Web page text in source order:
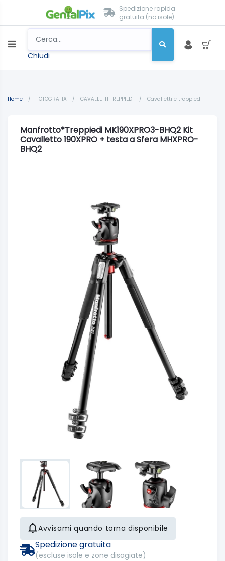
Spedizione rapida
gratuita (no isole)
Chiudi
Home / FOTOGRAFIA / CAVALLETTI TREPPIEDI / Cavalletti e treppiedi
Manfrotto*Treppiedi MK190XPRO3-BHQ2 Kit
Cavalletto 190XPRO + testa a Sfera MHXPRO-
BHQ2
Avvisami quando torna disponibile
Spedizione gratuita
(escluse isole e zone disagiate)